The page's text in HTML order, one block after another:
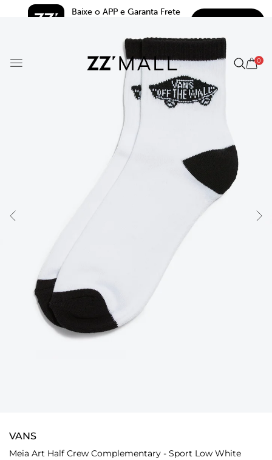
Baixe o APP e Garanta Frete
0
VANS
Meia Art Half Crew Complementary - Sport Low White